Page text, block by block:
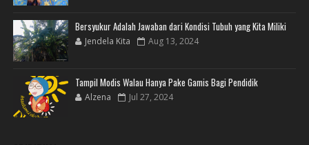
Bersyukur Adalah Jawaban dari Kondisi Tubuh yang Kita Miliki
Jendela Kita Aug 13, 2024
Tampil Modis Walau Hanya Pake Gamis Bagi Pendidik
Alzena Jul 27, 2024